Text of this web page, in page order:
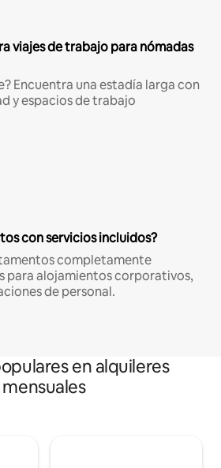
viajes de trabajo para nómadas
Encuentra una estadía larga con
y espacios de trabajo
con servicios incluidos?
completamente
para alojamientos corporativos,
de personal.
en alquileres
mensuales